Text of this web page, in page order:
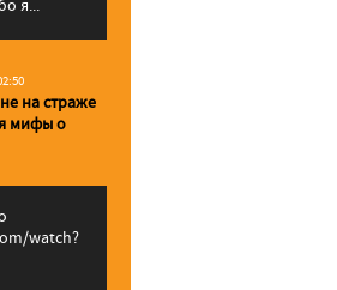
я...
на страже
мифы о
watch?